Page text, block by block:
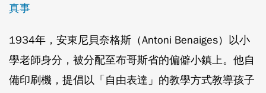
真事
1934年，安東尼貝奈格斯（Antoni Benaiges）以小
學老師身分，被分配至布哥斯省的偏僻小鎮上。他自
備印刷機，提倡以「自由表達」的教學方式教導孩子